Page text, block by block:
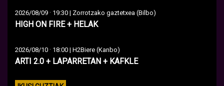
2026/08/09 · 19:30 | Zorrotzako gaztetxea (Bilbo)
HIGH ON FIRE + HELAK
2026/08/10 · 18:00 | H2Biere (Kanbo)
ARTI 2.0 + LAPARRETAN + KAFKLE